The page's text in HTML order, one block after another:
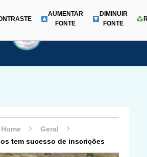
Menu
AUMENTAR
FONTE
DIMINUIR
FONTE
Home
Geral
tem sucesso de inscrições